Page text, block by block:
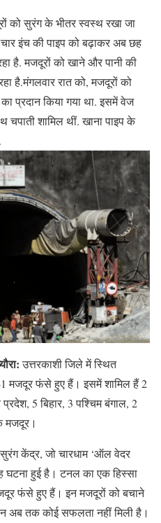
को सुरंग के भीतर स्वस्थ रखा जा
इंच की पाइप को बढ़ाकर अब छह
है. मजदूरों को खाने और पानी की
है.मंगलवार रात को, मजदूरों को
प्रदान किया गया था. इसमें वेज
शामिल थीं. खाना पाइप के
उत्तरकाशी जिले में स्थित
मजदूर फंसे हुए हैं। इसमें शामिल हैं 2
5 बिहार, 3 पश्चिम बंगाल, 2
मजदूर।
केंद्र, जो चारधाम ‘ऑल वेदर
घटना हुई है। टनल का एक हिस्सा
फंसे हुए हैं। इन मजदूरों को बचाने
अब तक कोई सफलता नहीं मिली है।